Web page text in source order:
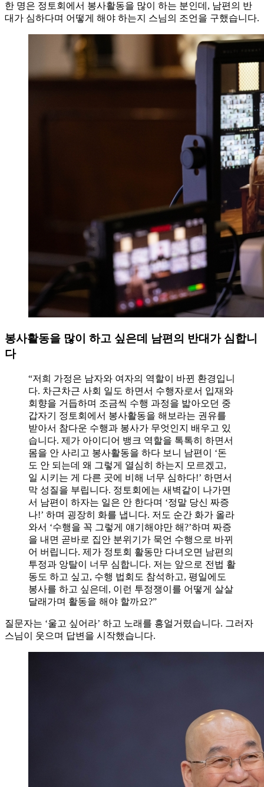
한 명은 정토회에서 봉사활동을 많이 하는 분인데, 남편의 반
대가 심하다며 어떻게 해야 하는지 스님의 조언을 구했습니다.
봉사활동을 많이 하고 싶은데 남편의 반대가 심합니
다
“저희 가정은 남자와 여자의 역할이 바뀐 환경입니
다. 차근차근 사회 일도 하면서 수행자로서 입재와
회향을 거듭하며 조금씩 수행 과정을 밟아오던 중
갑자기 정토회에서 봉사활동을 해보라는 권유를
받아서 참다운 수행과 봉사가 무엇인지 배우고 있
습니다. 제가 아이디어 뱅크 역할을 톡톡히 하면서
몸을 안 사리고 봉사활동을 하다 보니 남편이 ‘돈
도 안 되는데 왜 그렇게 열심히 하는지 모르겠고,
일 시키는 게 다른 곳에 비해 너무 심하다!’ 하면서
막 성질을 부립니다. 정토회에는 새벽같이 나가면
서 남편이 하자는 일은 안 한다며 ‘정말 당신 짜증
나!’ 하며 굉장히 화를 냅니다. 저도 순간 화가 올라
와서 ‘수행을 꼭 그렇게 얘기해야만 해?’하며 짜증
을 내면 곧바로 집안 분위기가 묵언 수행으로 바뀌
어 버립니다. 제가 정토회 활동만 다녀오면 남편의
투정과 앙탈이 너무 심합니다. 저는 앞으로 전법 활
동도 하고 싶고, 수행 법회도 참석하고, 평일에도
봉사를 하고 싶은데, 이런 투정쟁이를 어떻게 살살
달래가며 활동을 해야 할까요?”
질문자는 ‘울고 싶어라’ 하고 노래를 흥얼거렸습니다. 그러자
스님이 웃으며 답변을 시작했습니다.